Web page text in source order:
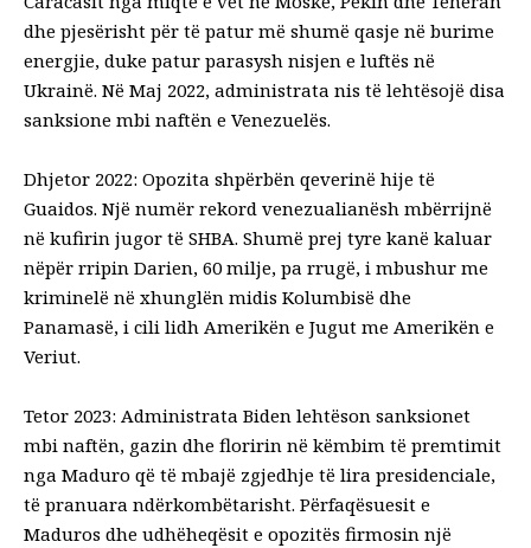
dhe pjesërisht për të patur më shumë qasje në burime
energjie, duke patur parasysh nisjen e luftës në
Ukrainë. Në Maj 2022, administrata nis të lehtësojë disa
sanksione mbi naftën e Venezuelës.
Dhjetor 2022: Opozita shpërbën qeverinë hije të
Guaidos. Një numër rekord venezualianësh mbërrijnë
në kufirin jugor të SHBA. Shumë prej tyre kanë kaluar
nëpër rripin Darien, 60 milje, pa rrugë, i mbushur me
kriminelë në xhunglën midis Kolumbisë dhe
Panamasë, i cili lidh Amerikën e Jugut me Amerikën e
Veriut.
Tetor 2023: Administrata Biden lehtëson sanksionet
mbi naftën, gazin dhe floririn në këmbim të premtimit
nga Maduro që të mbajë zgjedhje të lira presidenciale,
të pranuara ndërkombëtarisht. Përfaqësuesit e
Maduros dhe udhëheqësit e opozitës firmosin një